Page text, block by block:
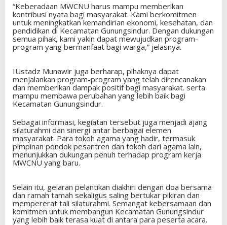
“Keberadaan MWCNU harus mampu memberikan
kontribusi nyata bagi masyarakat. Kami berkomitmen
untuk meningkatkan kemandirian ekonomi, kesehatan, dan
pendidikan di Kecamatan Gunungsindur. Dengan dukungan
semua pihak, kami yakin dapat mewujudkan program-
program yang bermanfaat bagi warga,” jelasnya.
IUstadz Munawir juga berharap, pihaknya dapat
menjalankan program-program yang telah direncanakan
dan memberikan dampak positif bagi masyarakat. serta
mampu membawa perubahan yang lebih baik bagi
Kecamatan Gunungsindur.
Sebagai informasi, kegiatan tersebut juga menjadi ajang
silaturahmi dan sinergi antar berbagai elemen
masyarakat. Para tokoh agama yang hadir, termasuk
pimpinan pondok pesantren dan tokoh dari agama lain,
menunjukkan dukungan penuh terhadap program kerja
MWCNU yang baru.
Selain itu, gelaran pelantikan diakhiri dengan doa bersama
dan ramah tamah sekaligus saling bertukar pikiran dan
mempererat tali silaturahmi. Semangat kebersamaan dan
komitmen untuk membangun Kecamatan Gunungsindur
yang lebih baik terasa kuat di antara para peserta acara.